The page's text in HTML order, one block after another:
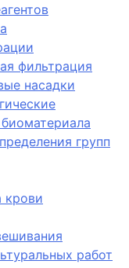
фильтрация
насадки
групп
крови
работ